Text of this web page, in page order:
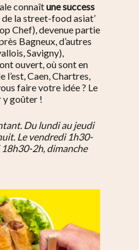
connaîtune success
de la street-food asiat’
Chef), devenue partie
Bagneux, d’autres
Savigny),
ouvert, où sont en
l’est, Caen, Chartres,
faire votre idée ? Le
y goûter !
Du lundi au jeudi
Le vendredi 1h30-
2h, dimanche